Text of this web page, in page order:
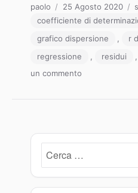
Autore
paolo
Pubblicato
il
25 Agosto 2020
coefficiente di
grafico dispersione
, r
regressione
, residui ,
un commento
correlazione,
e
caso